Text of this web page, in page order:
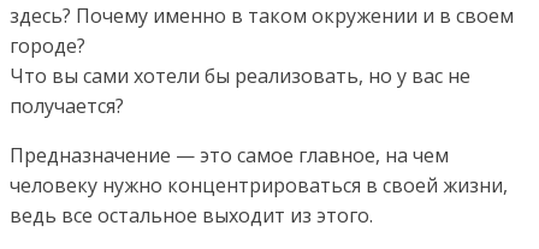
здесь? Почему именно в таком окружении и в своем
городе?
Что вы сами хотели бы реализовать, но у вас не
получается?
Предназначение — это самое главное, на чем
человеку нужно концентрироваться в своей жизни,
ведь все остальное выходит из этого.